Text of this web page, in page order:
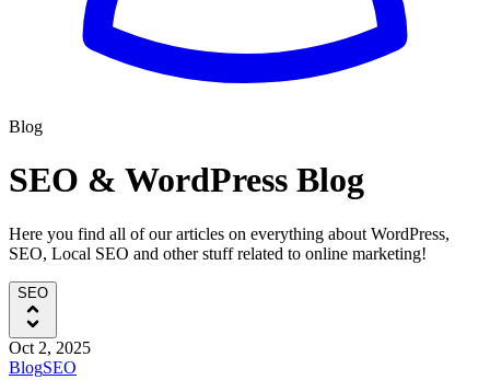
Blog
SEO & WordPress Blog
Here you find all of our articles on everything about WordPress,
SEO, Local SEO and other stuff related to online marketing!
SEO
Oct 2, 2025
BlogSEO